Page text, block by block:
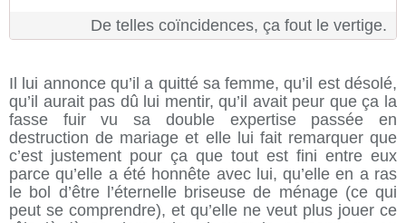
De telles coïncidences, ça fout le vertige.
Il lui annonce qu’il a quitté sa femme, qu’il est désolé,
qu’il aurait pas dû lui mentir, qu’il avait peur que ça la
fasse fuir vu sa double expertise passée en
destruction de mariage et elle lui fait remarquer que
c’est justement pour ça que tout est fini entre eux
parce qu’elle a été honnête avec lui, qu’elle en a ras
le bol d’être l’éternelle briseuse de ménage (ce qui
peut se comprendre), et qu’elle ne veut plus jouer ce